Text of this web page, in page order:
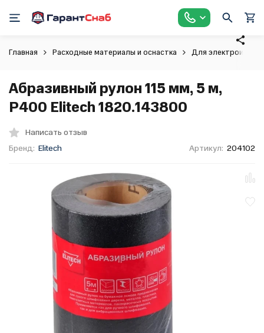
Главная Расходные материалы и оснастка Для
Абразивный рулон 115 мм, 5 м,
P400 Elitech 1820.143800
Написать отзыв
Бренд: Elitech Артикул: 204102